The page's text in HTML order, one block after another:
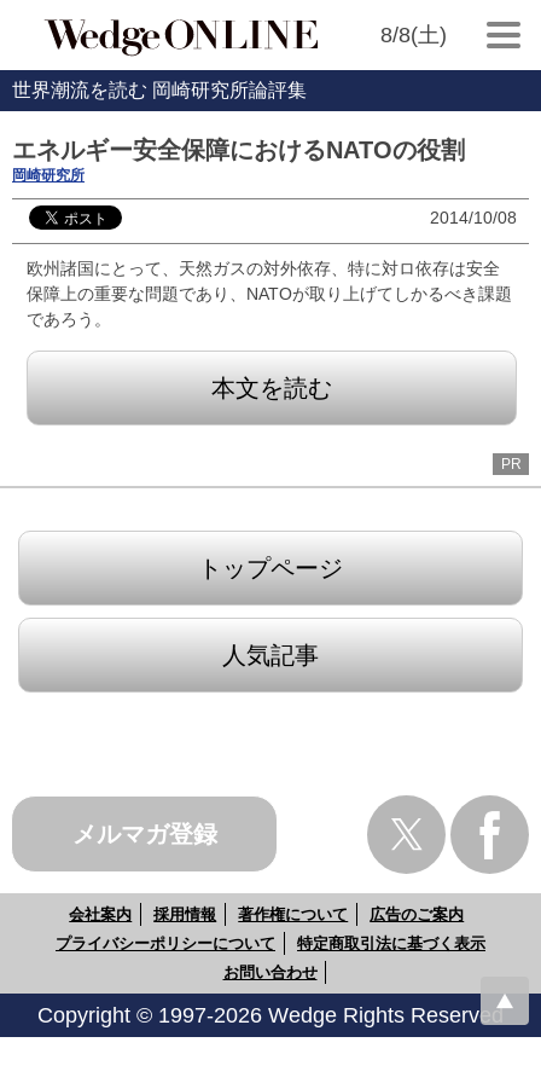
8/8(土)
世界潮流を読む 岡崎研究所論評集
エネルギー安全保障におけるNATOの役割
岡崎研究所
2014/10/08
欧州諸国にとって、天然ガスの対外依存、特に対ロ依存は安全
保障上の重要な問題であり、NATOが取り上げてしかるべき課題
であろう。
本文を読む
PR
トップページ
人気記事
メルマガ登録
会社案内 採用情報 著作権について
広告のご案内
プライバシーポリシーについて
特定商取引法に基づく表示
お問い合わせ
Copyright © 1997-2026 Wedge Rights Reserved